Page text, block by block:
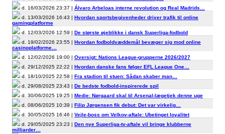
d. 16/03/2026 23:37 | Álvaro Arbeloas interne revolution og Real Madrids…
d. 13/03/2026 16:43 | Hvordan sportsbegivenheder driver trafik til online
gamingplatforme
d. 12/03/2026 12:59 | De største øjeblikke i dansk Superliga-fodbold
d. 19/02/2026 23:55 | Hvordan fodboldvæddemål bevæger sig mod online
casinoplatforme…
d. 12/02/2026 19:00 | Oversigt: Nations League-grupperne 2026/2027
d. 29/12/2025 22:22 | Hvordan danske fans følger EFL League One…
d. 18/10/2025 22:58 | Fra stadion til stuen: Sådan skaber man…
d. 29/08/2025 23:43 | De bedste fodbold-inspirerede spil
d. 30/06/2025 19:25 | Medie: Nørgaard skal til Arsenal-lægetjek denne uge
d. 08/06/2025 10:39 | Filip Jørgensen fik debut: Det var virkelig…
d. 30/05/2025 16:46 | Vejle-boss om Velkov-aftale: Ubetinget loyalitet
d. 29/05/2025 23:23 | Den nye Superliga-tv-aftale vil bringe klubberne
milliarder…